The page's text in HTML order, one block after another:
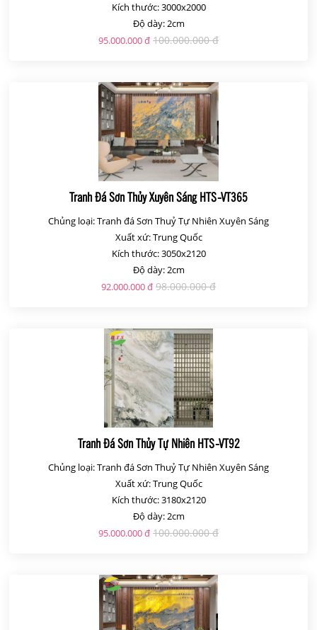
Kích thước: 3000x2000
Độ dày: 2cm
95.000.000 đ 100.000.000 đ
Tranh Đá Sơn Thủy Xuyên Sáng HTS-VT365
Chủng loại: Tranh đá Sơn Thuỷ Tự Nhiên Xuyên Sáng
Xuất xứ: Trung Quốc
Kích thước: 3050x2120
Độ dày: 2cm
92.000.000 đ 98.000.000 đ
Tranh Đá Sơn Thủy Tự Nhiên HTS-VT92
Chủng loại: Tranh đá Sơn Thuỷ Tự Nhiên Xuyên Sáng
Xuất xứ: Trung Quốc
Kích thước: 3180x2120
Độ dày: 2cm
95.000.000 đ 100.000.000 đ